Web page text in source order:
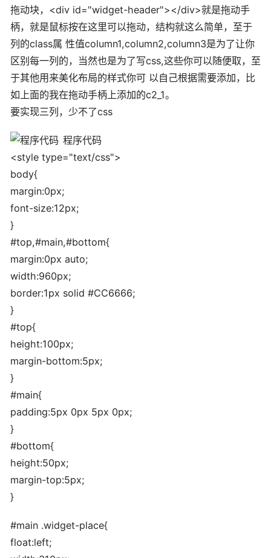
拖动块，<div id="widget-header"></div>就是拖动手
柄，就是鼠标按在这里可以拖动，结构就这么简单，至于
列的class属 性值column1,column2,column3是为了让你
区别每一列的，当然也是为了写css,这些你可以随便取，至
于其他用来美化布局的样式你可 以自己根据需要添加，比
如上面的我在拖动手柄上添加的c2_1。
要实现三列，少不了css
程序代码
<style type="text/css">
body{
margin:0px;
font-size:12px;
}
#top,#main,#bottom{
margin:0px auto;
width:960px;
border:1px solid #CC6666;
}
#top{
height:100px;
margin-bottom:5px;
}
#main{
padding:5px 0px 5px 0px;
}
#bottom{
height:50px;
margin-top:5px;
}
#main .widget-place{
float:left;